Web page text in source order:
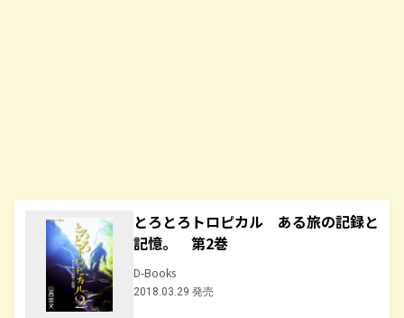
とろとろトロピカル ある旅の記録と
記憶。 第2巻
D-Books
2018.03.29 発売